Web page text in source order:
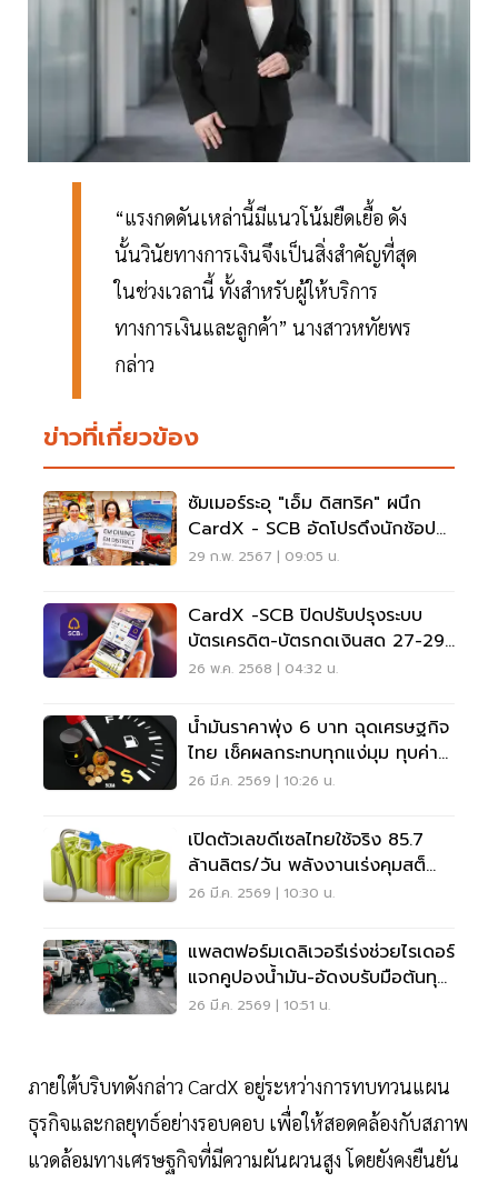
“แรงกดดันเหล่านี้มีแนวโน้มยืดเยื้อ ดัง
นั้นวินัยทางการเงินจึงเป็นสิ่งสำคัญที่สุด
ในช่วงเวลานี้ ทั้งสำหรับผู้ให้บริการ
ทางการเงินและลูกค้า” นางสาวหทัยพร
กล่าว
ข่าวที่เกี่ยวข้อง
ซัมเมอร์ระอุ "เอ็ม ดิสทริค" ผนึก
CardX - SCB อัดโปรดึงนักช้อป
นักชิม
29 ก.พ. 2567 | 09:05 น.
CardX -SCB ปิดปรับปรุงระบบ
บัตรเครดิต-บัตรกดเงินสด 27-29
พ.ค 68
26 พ.ค. 2568 | 04:32 น.
น้ำมันราคาพุ่ง 6 บาท ฉุดเศรษฐกิจ
ไทย เช็คผลกระทบทุกแง่มุม ทุบค่า
ครองชีพ
26 มี.ค. 2569 | 10:26 น.
เปิดตัวเลขดีเซลไทยใช้จริง 85.7
ล้านลิตร/วัน พลังงานเร่งคุมสต็
อก-กระจายทั่วถึง
26 มี.ค. 2569 | 10:30 น.
แพลตฟอร์มเดลิเวอรีเร่งช่วยไรเดอร์
แจกคูปองน้ำมัน-อัดงบรับมือต้นทุน
พุ่ง
26 มี.ค. 2569 | 10:51 น.
ภายใต้บริบทดังกล่าว CardX อยู่ระหว่างการทบทวนแผน
ธุรกิจและกลยุทธ์อย่างรอบคอบ เพื่อให้สอดคล้องกับสภาพ
แวดล้อมทางเศรษฐกิจที่มีความผันผวนสูง โดยยังคงยืนยัน